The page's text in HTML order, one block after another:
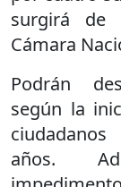
surgirá de
Cámara
Podrán
según la
años.